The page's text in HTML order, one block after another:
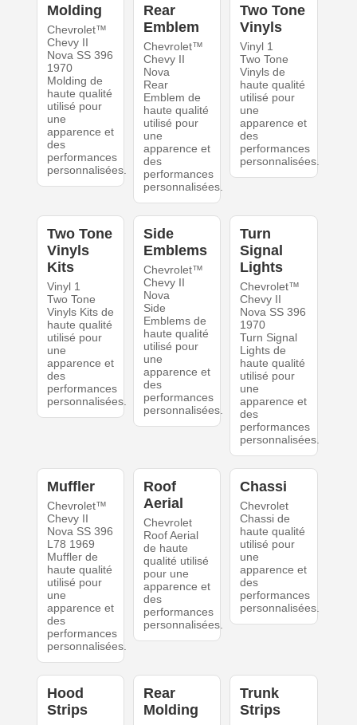
Molding
Chevrolet™
Chevy II
Nova SS 396
1970
Molding de
haute qualité
utilisé pour
une
apparence et
des
performances
personnalisées.
Rear
Emblem
Chevrolet™
Chevy II
Nova
Rear
Emblem de
haute qualité
utilisé pour
une
apparence et
des
performances
personnalisées.
Two Tone
Vinyls
Vinyl 1
Two Tone
Vinyls de
haute qualité
utilisé pour
une
apparence et
des
performances
personnalisées.
Two Tone
Vinyls
Kits
Vinyl 1
Two Tone
Vinyls Kits de
haute qualité
utilisé pour
une
apparence et
des
performances
personnalisées.
Side
Emblems
Chevrolet™
Chevy II
Nova
Side
Emblems de
haute qualité
utilisé pour
une
apparence et
des
performances
personnalisées.
Turn
Signal
Lights
Chevrolet™
Chevy II
Nova SS 396
1970
Turn Signal
Lights de
haute qualité
utilisé pour
une
apparence et
des
performances
personnalisées.
Muffler
Chevrolet™
Chevy II
Nova SS 396
L78 1969
Muffler de
haute qualité
utilisé pour
une
apparence et
des
performances
personnalisées.
Roof
Aerial
Chevrolet
Roof Aerial
de haute
qualité utilisé
pour une
apparence et
des
performances
personnalisées.
Chassi
Chevrolet
Chassi de
haute qualité
utilisé pour
une
apparence et
des
performances
personnalisées.
Hood
Strips
Rear
Molding
Trunk
Strips